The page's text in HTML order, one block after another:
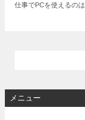
仕事でPCを使えるの
メニュー